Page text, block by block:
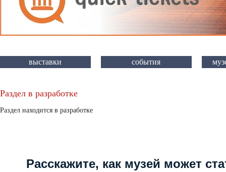
выставки события
Раздел в разработке
Раздел находится в разработке
Расскажите, как музей может